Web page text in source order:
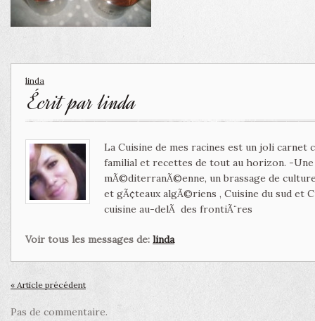
linda
Écrit parlinda
La Cuisine de mes racines est un joli
familial et recettes de tout au horizon. -
mÃ©diterranÃ©enne, un brassage de
et gÃ¢teaux algÃ©riens , Cuisine du sud et
cuisine au-delÃ des frontiÃ¨res
Voir tous les messages de: linda
« Article précédent
Pas de commentaire.